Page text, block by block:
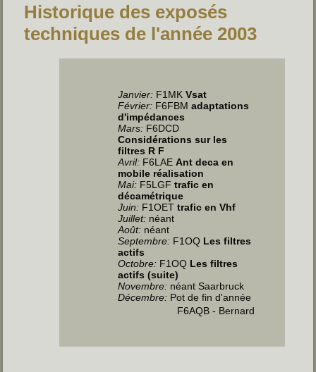
Historique des exposés
techniques de l'année 2003
Janvier: F1MKVsat
Février: F6FBMadaptations
d'impédances
Mars: F6DCD
Considérations sur les
filtres R F
Avril: F6LAEAnt deca en
mobile réalisation
Mai: F5LGFtrafic en
décamétrique
Juin: F1OETtrafic en Vhf
Juillet: néant
Août: néant
Septembre: F1OQ Les filtres
actifs
Octobre: F1OQ Les filtres
actifs (suite)
Novembre: néant Saarbruck
Décembre: Pot de fin d'année
F6AQB - Bernard